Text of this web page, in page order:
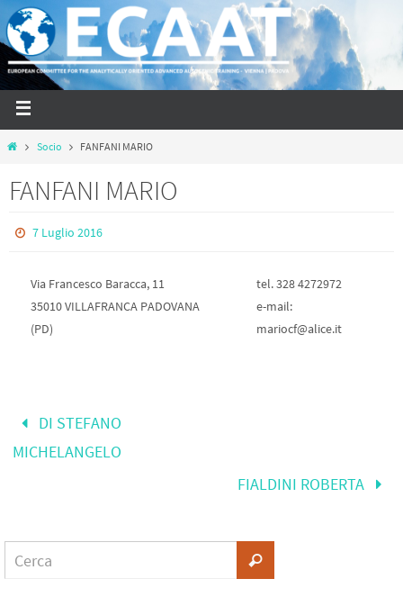
Socio FANFANI MARIO
FANFANI MARIO
7 Luglio 2016
Via Francesco Baracca, 11
35010 VILLAFRANCA PADOVANA
(PD)
tel. 328 4272972
e-mail:
mariocf@alice.it
DI STEFANO
MICHELANGELO
FIALDINI ROBERTA